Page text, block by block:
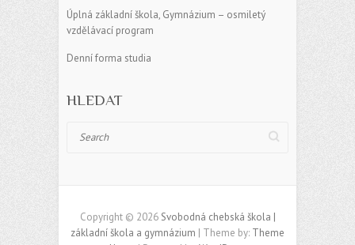
Úplná základní škola, Gymnázium – osmiletý
vzdělávací program
Denní forma studia
HLEDAT
Copyright © 2026 Svobodná chebská škola |
základní škola a gymnázium | Theme by: Theme